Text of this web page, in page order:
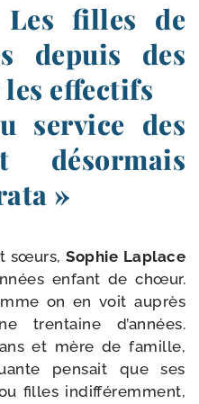
Les filles de
depuis des
effectifs
service des
désormais
»
sœurs, Sophie Laplace
enfant de chœur.
on en voit auprès
tren­taine d’an­nées.
et mère de famille,
pen­sait que ses
filles indif­fé­rem­ment,